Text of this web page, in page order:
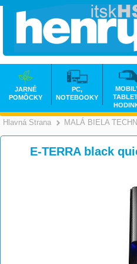
Hlavná Strana >
MALÁ BIELA
E-TERRA black
JARNÉ
POMÔCKY
PC,
NOTEBOOKY